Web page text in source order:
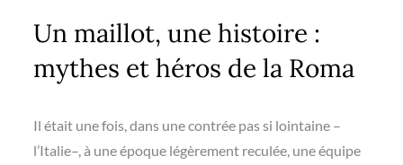
Un maillot, une histoire :
mythes et héros de la Roma
Il était une fois, dans une contrée pas si lointaine –
l’Italie–, à une époque légèrement reculée, une équipe